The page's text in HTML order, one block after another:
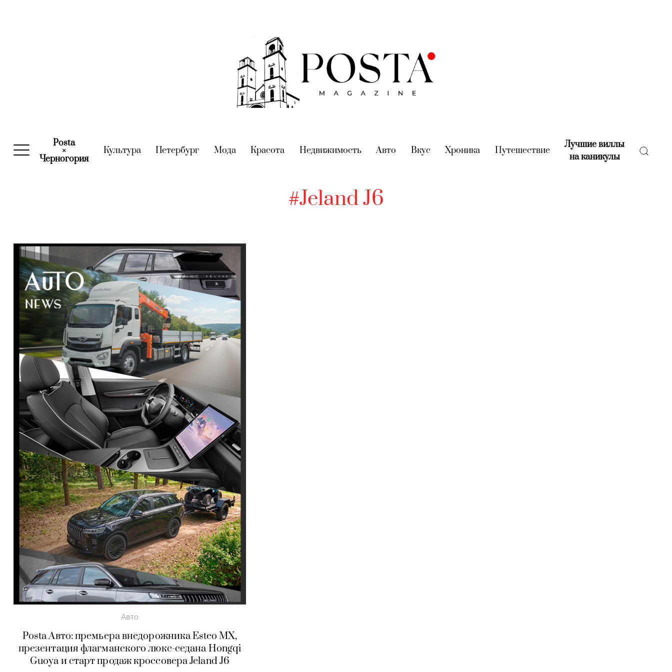
Posta
×
Черногория(current)
Культура(current)
Петербург (current)
Мода(current)
Красота (current)
Недвижимость(current)
Авто (current)
Вкус (current)
Хроника (current)
Путешествие(current)
Лучшие виллы
на каникулы(current)
#Jeland J6
Авто
Posta Авто: премьера внедорожника Esteo MX,
презентация флагманского люкс-седана Hongqi
Guoya и старт продаж кроссовера Jeland J6